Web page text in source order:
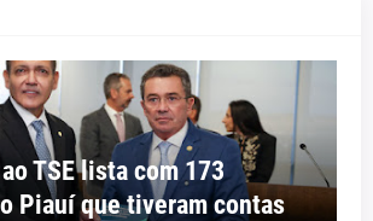
TSE lista com 173
Piauí que tiveram contas